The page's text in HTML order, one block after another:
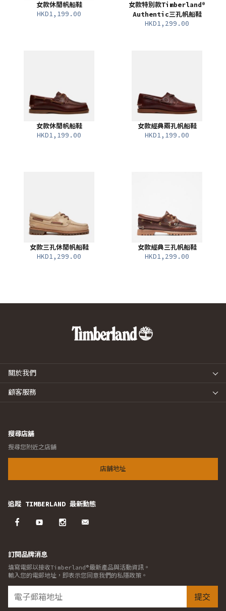
女款休閒帆船鞋
HKD1,199.00
女款特別款Timberland®
Authentic三孔帆船鞋
HKD1,299.00
女款休閒帆船鞋
HKD1,199.00
女款經典兩孔帆船鞋
HKD1,199.00
女款三孔休閒帆船鞋
HKD1,299.00
女款經典三孔帆船鞋
HKD1,299.00
關於我們
顧客服務
搜尋店舖
搜尋您附近之店舖
店舖地址
追蹤 TIMBERLAND 最新動態
訂閱品牌消息
填寫電郵以接收Timberland®最新產品與活動資訊。
輸入您的電郵地址，即表示您同意我們的私隱政策。
提交